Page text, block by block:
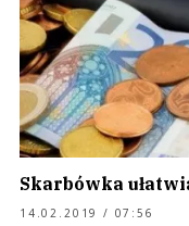
Skarbówka
14.02.2019 / 07:56